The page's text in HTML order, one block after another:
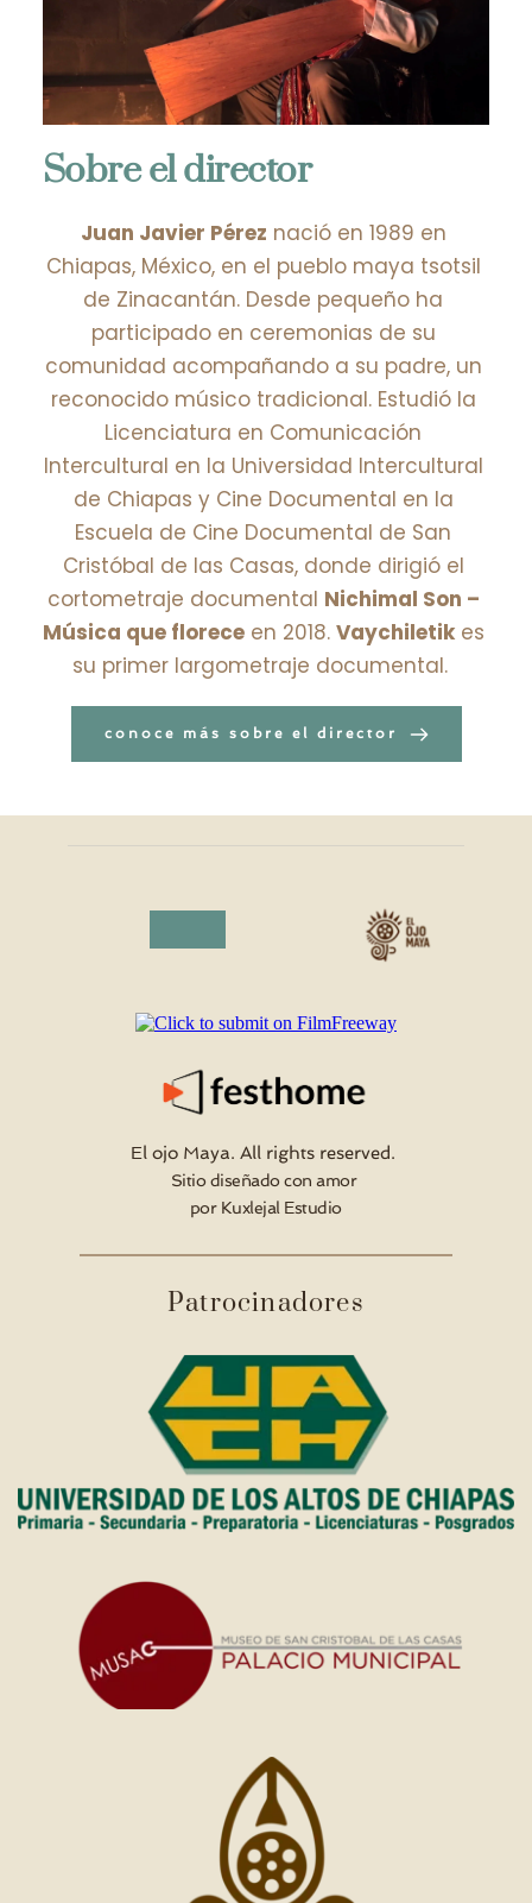
Sobre el director
Juan Javier Pérez nació en 1989 en
Chiapas, México, en el pueblo maya tsotsil
de Zinacantán. Desde pequeño ha
participado en ceremonias de su
comunidad acompañando a su padre, un
reconocido músico tradicional. Estudió la
Licenciatura en Comunicación
Intercultural en la Universidad Intercultural
de Chiapas y Cine Documental en la
Escuela de Cine Documental de San
Cristóbal de las Casas, donde dirigió el
cortometraje documental Nichimal Son –
Música que florece en 2018. Vaychiletik es
su primer largometraje documental.
conoce más sobre el director
El ojo Maya. All rights reserved.
Sitio diseñado con amor
por Kuxlejal Estudio
Patrocinadores